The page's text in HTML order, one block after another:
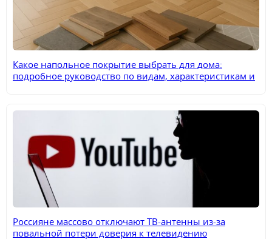
Какое напольное покрытие выбрать для дома:
подробное руководство по видам, характеристикам и
Россияне массово отключают ТВ-антенны из-за
повальной потери доверия к телевидению